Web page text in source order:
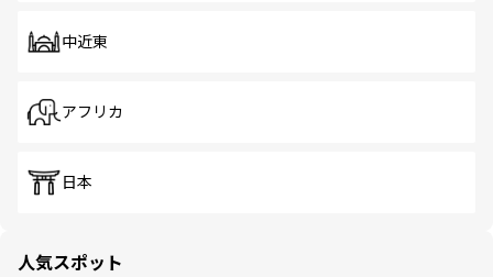
中近東
アフリカ
日本
人気スポット